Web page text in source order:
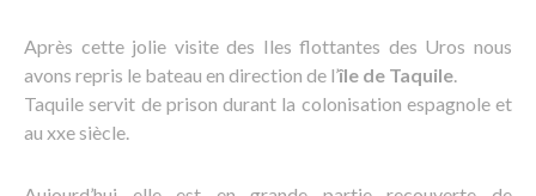
Après cette jolie visite des Iles flottantes des Uros nous
avons repris le bateau en direction de l’île de Taquile.
Taquile servit de prison durant la colonisation espagnole et
au xxe siècle.